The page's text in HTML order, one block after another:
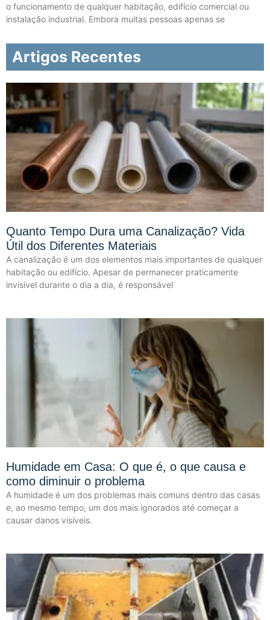
o funcionamento de qualquer habitação, edifício comercial ou
instalação industrial. Embora muitas pessoas apenas se
Artigos Recentes
Quanto Tempo Dura uma Canalização? Vida
Útil dos Diferentes Materiais
A canalização é um dos elementos mais importantes de qualquer
habitação ou edifício. Apesar de permanecer praticamente
invisível durante o dia a dia, é responsável
Humidade em Casa: O que é, o que causa e
como diminuir o problema
A humidade é um dos problemas mais comuns dentro das casas
e, ao mesmo tempo, um dos mais ignorados até começar a
causar danos visíveis.